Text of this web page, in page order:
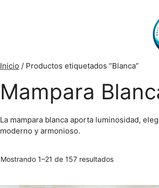
Inicio / Productos etiquetados “Blanca”
Mampara
La mampara blanca aporta luminosidad,
moderno y armonioso.
Mostrando 1–21 de 157 resultados